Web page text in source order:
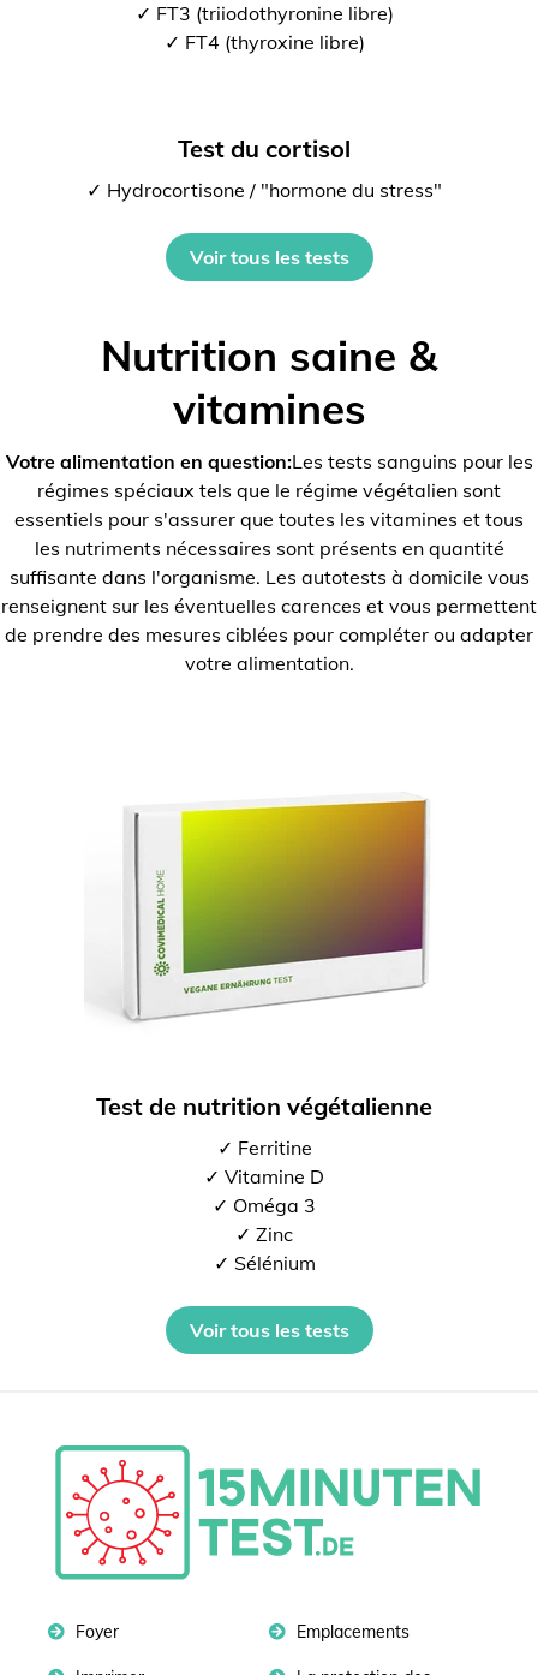
✓ FT3 (triiodothyronine libre)
✓ FT4 (thyroxine libre)
Test du cortisol
✓ Hydrocortisone / "hormone du stress"
Voir tous les tests
Nutrition saine &
vitamines
Votre alimentation en question:Les tests sanguins pour les
régimes spéciaux tels que le régime végétalien sont
essentiels pour s'assurer que toutes les vitamines et tous
les nutriments nécessaires sont présents en quantité
suffisante dans l'organisme. Les autotests à domicile vous
renseignent sur les éventuelles carences et vous permettent
de prendre des mesures ciblées pour compléter ou adapter
votre alimentation.
Test de nutrition végétalienne
✓ Ferritine
✓ Vitamine D
✓ Oméga 3
✓ Zinc
✓ Sélénium
Voir tous les tests
Foyer Emplacements